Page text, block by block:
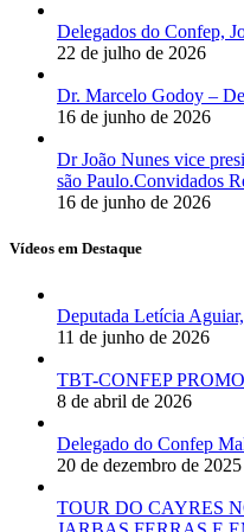
Delegados do Confep,
22 de julho de 2026
Dr. Marcelo Godoy –
16 de junho de 2026
Dr João Nunes vice
são Paulo.Convidados
16 de junho de 2026
Vídeos em Destaque
Deputada Letícia
11 de junho de 2026
TBT-CONFEP
8 de abril de 2026
Delegado do Confep
20 de dezembro de 2025
TOUR DO CAYRES